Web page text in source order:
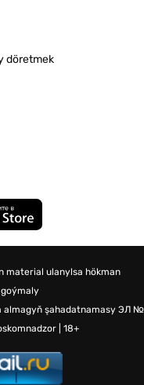
döretmek
material ulanylsa hökman
almagyň şahadatnamasy ЭЛ №
| 18+